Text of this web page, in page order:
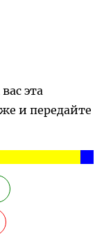
эта
и передайте